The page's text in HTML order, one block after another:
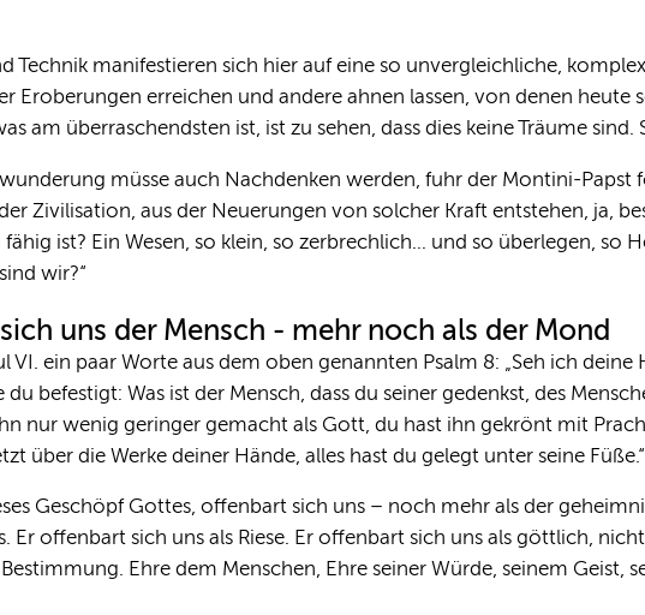
Technik manifestieren sich hier auf eine so unvergleichliche,
Eroberungen erreichen und andere ahnen lassen, von denen heute
am überraschendsten ist, ist zu sehen, dass dies keine Träume
müsse auch Nachdenken werden, fuhr der Montini-Papst
Zivilisation, aus der Neuerungen von solcher Kraft entstehen, ja,
ist? Ein Wesen, so klein, so zerbrechlich… und so überlegen, so
wir?“
uns der Mensch - mehr noch als der Mond
VI. ein paar Worte aus dem oben genannten Psalm 8: „Seh ich deine
befestigt: Was ist der Mensch, dass du seiner gedenkst, des
nur wenig geringer gemacht als Gott, du hast ihn gekrönt mit
über die Werke deiner Hände, alles hast du gelegt unter seine Füße.“
Geschöpf Gottes, offenbart sich uns – noch mehr als der
Er offenbart sich uns als Riese. Er offenbart sich uns als göttlich,
Ehre dem Menschen, Ehre seiner Würde, seinem Geist,